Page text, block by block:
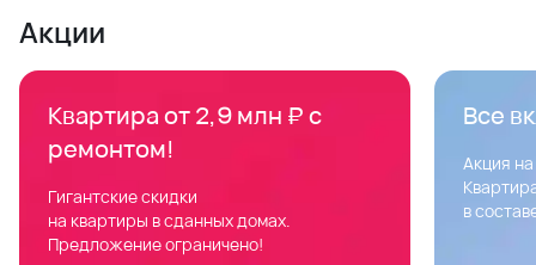
Акции
Квартира от 2,9 млн ₽ с
ремонтом!
Гигантские скидки
на квартиры в сданных домах.
Предложение ограничено!
Все
Акция
в